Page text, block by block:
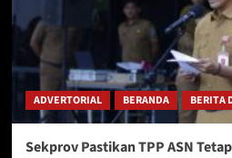
ADVERTORIAL BERANDA BERITA
Sekprov Pastikan TPP ASN